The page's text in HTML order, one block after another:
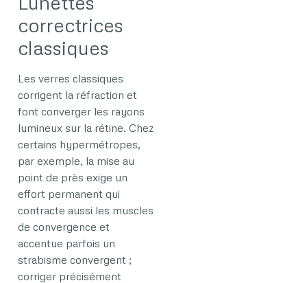
correctrices
classiques
Les verres classiques
corrigent la réfraction et
font converger les rayons
lumineux sur la rétine. Chez
certains hypermétropes,
par exemple, la mise au
point de près exige un
effort permanent qui
contracte aussi les muscles
de convergence et
accentue parfois un
strabisme convergent ;
corriger précisément